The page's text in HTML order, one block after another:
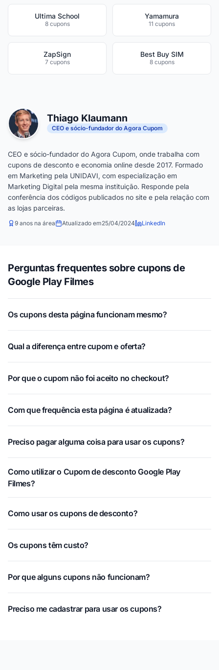
Ultima School
8 cupons
Yamamura
11 cupons
ZapSign
7 cupons
Best Buy SIM
8 cupons
Thiago Klaumann
CEO e sócio-fundador do Agora Cupom
CEO e sócio-fundador do Agora Cupom, onde trabalha com
cupons de desconto e economia online desde 2017. Formado
em Marketing pela UNIDAVI, com especialização em
Marketing Digital pela mesma instituição. Responde pela
conferência dos códigos publicados no site e pela relação com
as lojas parceiras.
9 anos na área Atualizado em25/04/2024 LinkedIn
Perguntas frequentes sobre cupons de
Google Play Filmes
Os cupons desta página funcionam mesmo?
Qual a diferença entre cupom e oferta?
Por que o cupom não foi aceito no checkout?
Com que frequência esta página é atualizada?
Preciso pagar alguma coisa para usar os cupons?
Como utilizar o Cupom de desconto Google Play
Filmes?
Como usar os cupons de desconto?
Os cupons têm custo?
Por que alguns cupons não funcionam?
Preciso me cadastrar para usar os cupons?